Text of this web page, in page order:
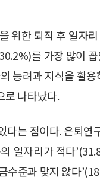
위한 퇴직 후 일자
를 가장 많이
능려과 지식을 활
로 나타났다.
는 점이다. 은퇴연
일자리가 적다
수준과 맞지 않다